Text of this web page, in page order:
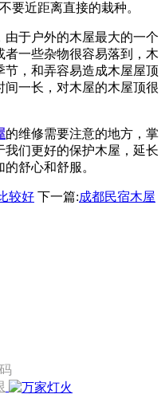
要近距离直接的栽种。
于户外的木屋最大的一个
一些杂物很容易落到，木
节，和弄容易造成木屋屋顶
一长，对木屋的木屋顶很
的维修需要注意的地方，掌
们更好的保护木屋，延长
的舒心和舒服。
较好 下一篇:成都民宿木屋